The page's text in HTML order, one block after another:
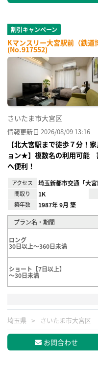
割引キャンペーン
Kマンスリー大宮駅前（鉄道
(No.917552)
さいたま市大宮区
情報更新日 2026/08/09 13:16
【北大宮駅まで徒歩７分！
ョン★】複数名の利用可能
へ便利！
アクセス 埼玉新都市交通「大
間取り 1K
築年数 1987年 9月 築
プラン名・期間
ロング
30日以上～360日未満
ショート【7日以上】
～30日未満
埼玉県 さいたま市大宮区
お問合わせ